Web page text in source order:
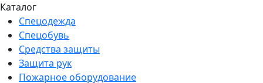
Каталог
Спецодежда
Спецобувь
Средства защиты
Защита рук
Пожарное оборудование